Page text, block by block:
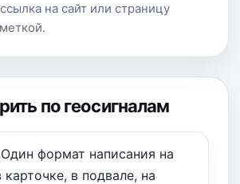
на сайт или страницу
по геосигналам
Один формат написания на
карточке, в подвале, на